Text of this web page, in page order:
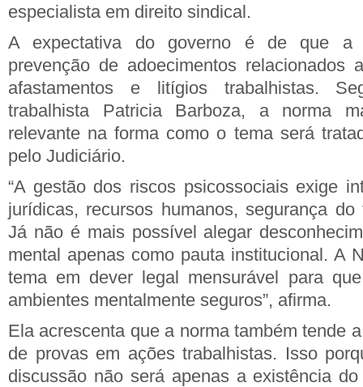
especialista em direito sindical.
A expectativa do governo é de que a
prevenção de adoecimentos relacionados
afastamentos e litígios trabalhistas.
trabalhista Patricia Barboza, a norma
relevante na forma como o tema será
pelo Judiciário.
“A gestão dos riscos psicossociais exige
jurídicas, recursos humanos, segurança
Já não é mais possível alegar
mental apenas como pauta institucional. A
tema em dever legal mensurável para
ambientes mentalmente seguros”, afirma.
Ela acrescenta que a norma também tende
de provas em ações trabalhistas. Isso
discussão não será apenas a existência